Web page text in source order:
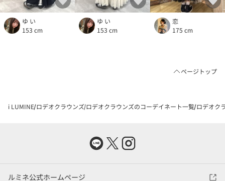
ゆ い
153 cm
ゆ い
153 cm
恋
175 cm
ページトップ
i LUMINE ロデオクラウンズ ロデオクラウンズのコーデイネート一覧 ロデオク
ルミネ公式ホームページ